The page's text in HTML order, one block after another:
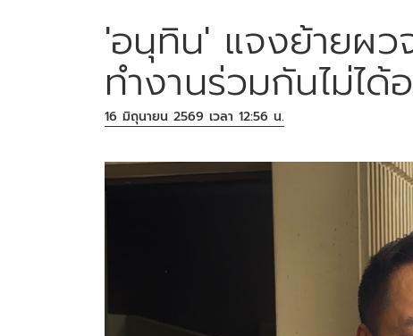
'อนุทิน' แจงย้ายผว
ทำงานร่วมกันไม่ได้
16 มิถุนายน 2569 เวลา 12:56 น.